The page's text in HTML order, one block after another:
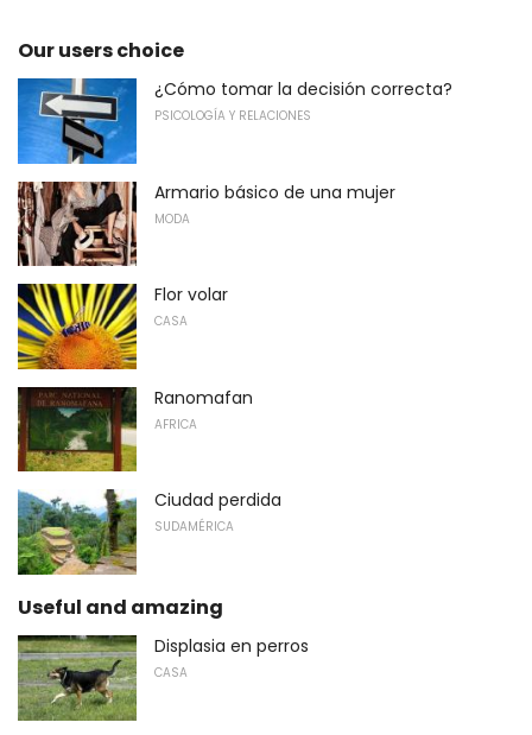
Our users choice
¿Cómo tomar la decisión correcta?
PSICOLOGÍA Y RELACIONES
Armario básico de una mujer
MODA
Flor volar
CASA
Ranomafan
AFRICA
Ciudad perdida
SUDAMÉRICA
Useful and amazing
Displasia en perros
CASA